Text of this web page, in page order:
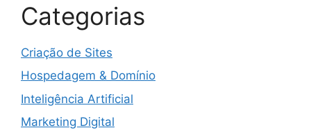
Categorias
Criação de Sites
Hospedagem & Domínio
Inteligência Artificial
Marketing Digital